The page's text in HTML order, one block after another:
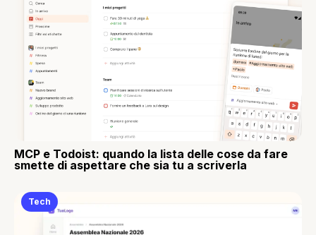
MCP e Todoist: quando la lista delle cose da fare
smette di aspettare che sia tu a scriverla
Tech